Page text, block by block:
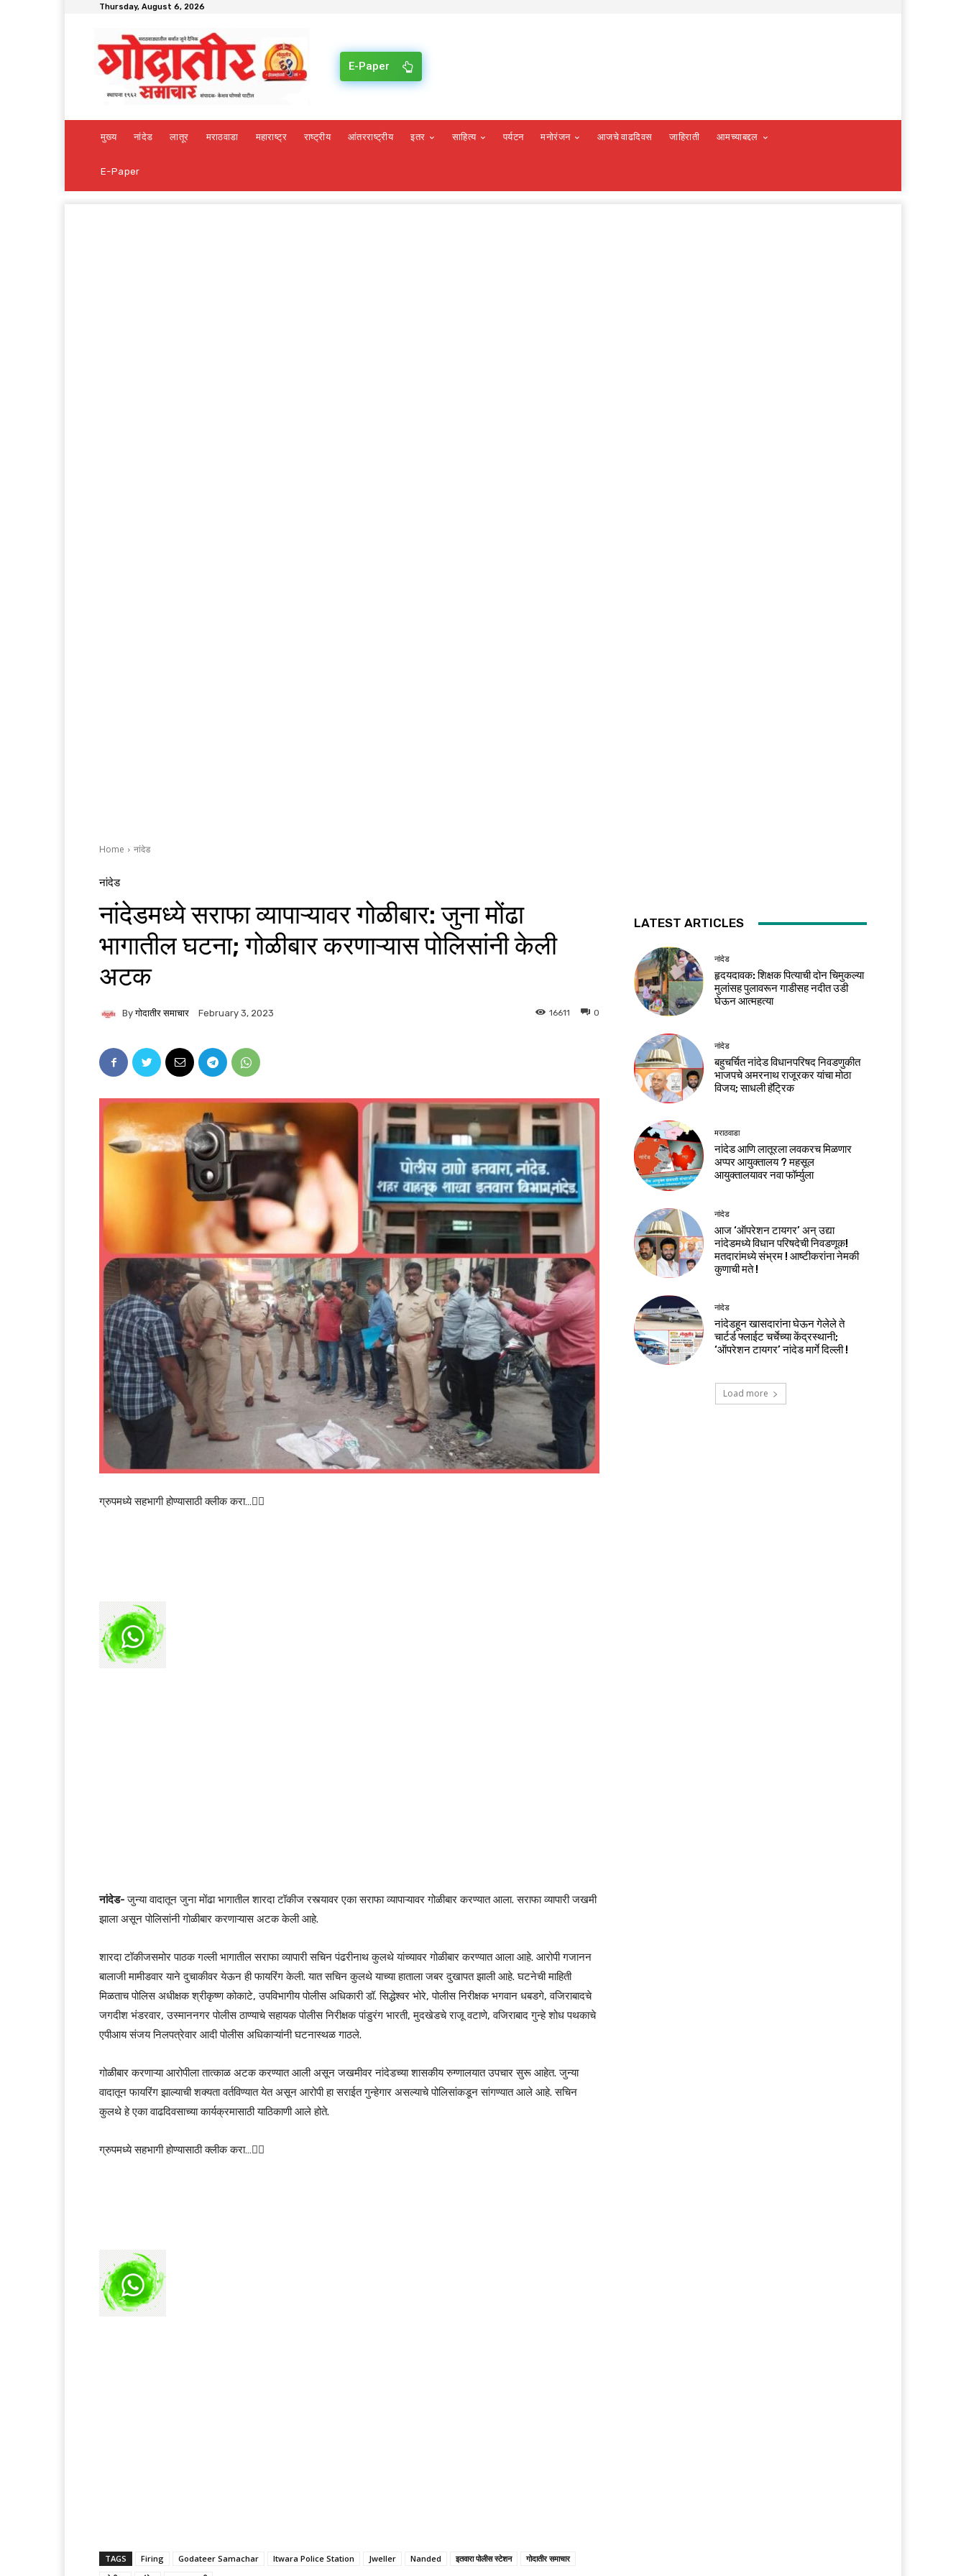
Thursday, August 6, 2026
E-Paper
मुख्य नांदेड लातूर मराठवाडा महाराष्ट्र राष्ट्रीय आंतरराष्ट्रीय इतर साहित्य पर्यटन मनोरंजन आजचे वाढदिवस जाहिराती आमच्याबद्दल
E-Paper
Home नांदेड
नांदेड
नांदेडमध्ये सराफा व्यापाऱ्यावर गोळीबार: जुना मोंढा
भागातील घटना; गोळीबार करणाऱ्यास पोलिसांनी केली
अटक
By गोदातीर समाचार February 3, 2023 0
16611
ग्रुपमध्ये सहभागी होण्यासाठी क्लीक करा…👆🏻
नांदेड-जुन्या वादातून जुना मोंढा भागातील शारदा टॉकीज रस्त्यावर एका सराफा व्यापाऱ्यावर गोळीबार करण्यात आला. सराफा व्यापारी जखमी
झाला असून पोलिसांनी गोळीबार करणाऱ्यास अटक केली आहे.
शारदा टॉकीजसमोर पाठक गल्ली भागातील सराफा व्यापारी सचिन पंढरीनाथ कुलथे यांच्यावर गोळीबार करण्यात आला आहे. आरोपी गजानन
बालाजी मामीडवार याने दुचाकीवर येऊन ही फायरिंग केली. यात सचिन कुलथे याच्या हाताला जबर दुखापत झाली आहे. घटनेची माहिती
मिळताच पोलिस अधीक्षक श्रीकृष्ण कोकाटे, उपविभागीय पोलीस अधिकारी डॉ. सिद्धेश्वर भोरे, पोलीस निरीक्षक भगवान धबडगे, वजिराबादचे
जगदीश भंडरवार, उस्माननगर पोलीस ठाण्याचे सहायक पोलीस निरीक्षक पांडुरंग भारती, मुदखेडचे राजू वटाणे, वजिराबाद गुन्हे शोध पथकाचे
एपीआय संजय निलपत्रेवार आदी पोलीस अधिकाऱ्यांनी घटनास्थळ गाठले.
गोळीबार करणाऱ्या आरोपीला तात्काळ अटक करण्यात आली असून जखमीवर नांदेडच्या शासकीय रुग्णालयात उपचार सुरू आहेत. जुन्या
वादातून फायरिंग झाल्याची शक्यता वर्तविण्यात येत असून आरोपी हा सराईत गुन्हेगार असल्याचे पोलिसांकडून सांगण्यात आले आहे. सचिन
कुलथे हे एका वाढदिवसाच्या कार्यक्रमासाठी याठिकाणी आले होते.
ग्रुपमध्ये सहभागी होण्यासाठी क्लीक करा…👆🏻
TAGS Firing Godateer Samachar Itwara Police Station Jweller Nanded इतवारा पोलीस स्टेशन
गोदातीर समाचार
LATEST ARTICLES
नांदेड
हृदयदावक: शिक्षक पित्याची दोन चिमुकल्या
मुलांसह पुलावरून गाडीसह नदीत उडी
घेऊन आत्महत्या
नांदेड
बहुचर्चित नांदेड विधानपरिषद निवडणुकीत
भाजपचे अमरनाथ राजूरकर यांचा मोठा
विजय; साधली हॅट्रिक
मराठवाडा
नांदेड आणि लातूरला लवकरच मिळणार
अप्पर आयुक्तालय ? महसूल
आयुक्तालयावर नवा फॉर्म्युला
नांदेड
आज ‘ऑपरेशन टायगर’ अन् उद्या
नांदेडमध्ये विधान परिषदेची निवडणूक!
मतदारांमध्ये संभ्रम ! आष्टीकरांना नेमकी
कुणाची मते !
नांदेड
नांदेडहून खासदारांना घेऊन गेलेले ते
चार्टर्ड फ्लाईट चर्चेच्या केंद्रस्थानी;
‘ऑपरेशन टायगर’ नांदेड मार्गे दिल्ली !
Load more